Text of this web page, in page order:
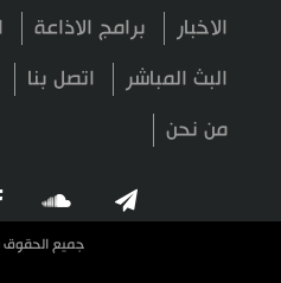
الاخبار برامج الاذاعة
البث المباشر اتصل بنا
من نحن
جميع